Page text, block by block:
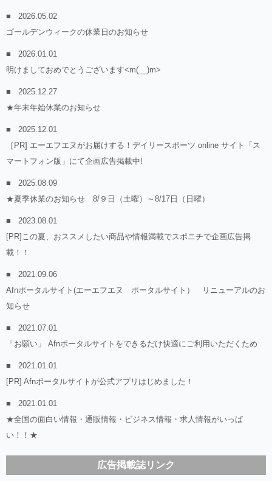
2026.05.02
ゴールデンウィークの休業日のお知らせ
2026.01.01
明けましておめでとうございます<m(__)m>
2025.12.27
★年末年始休業のお知らせ
2025.12.01
［PR] エーエフエヌがお届けする！デイリースポーツ online サイト「ス
マートフォン版」にて企画広告掲載中!
2025.08.09
★夏季休業のお知らせ 8/９日（土曜）～8/17日（日曜）
2023.08.01
[PR]この夏、おススメしたい商品や情報満載でスポニチで企画広告掲
載！！
2021.09.06
Afnポータルサイト(エーエフエヌ ポータルサイト） リニューアルのお
知らせ
2021.07.01
「お願い」 Afnポータルサイトをできるだけ快適にご利用いただくため
2021.01.01
[PR] Afnポータルサイトが公式アプリはじめました！
2021.01.01
★全国の面白い情報・通販情報・ビジネス情報・求人情報がいっぱ
い！！★
広告掲載誌リンク